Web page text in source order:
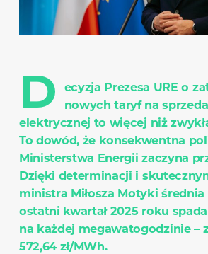
D
ecyzja Prezesa URE o
nowych taryf na
elektrycznej to więcej niż
To dowód, że konsekwentna
Ministerstwa Energii zaczyna
Dzięki determinacji i
ministra Miłosza Motyki
ostatni kwartał 2025 roku
na każdej megawatogodzinie –
572,64 zł/MWh.